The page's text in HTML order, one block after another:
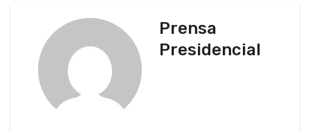
Prensa
Presidencial